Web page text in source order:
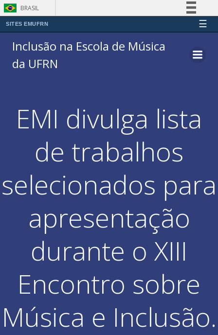
BRASIL
Participe
SITES EMUFRN
☰
para
Inclusão na Escola de Música
da UFRN
EMI divulga lista
de trabalhos
selecionados para
apresentação
durante o XIII
Encontro sobre
Música e Inclusão.